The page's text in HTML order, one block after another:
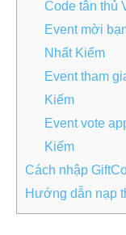
Code tân thủ
Event mời
Nhất Kiếm
Event tham
Kiếm
Event vote
Kiếm
Cách nhập
Hướng dẫn nạp